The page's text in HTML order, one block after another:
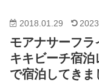
2018.01.29
モアナサーフラ
キキビーチ宿
で宿泊してきま